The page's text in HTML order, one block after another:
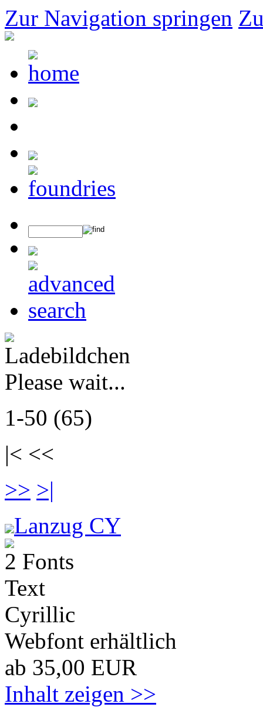
Zur Navigation springen
Please wait...
1-50 (65)
|< <<
>> >|
Lanzug CY
2 Fonts
Text
Cyrillic
Webfont erhältlich
ab 35,00 EUR
Inhalt zeigen >>